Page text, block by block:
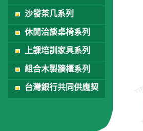
沙發茶几系列
休閒洽談桌椅系列
上課培訓家具系列
組合木製牆櫃系列
台灣銀行共同供應契